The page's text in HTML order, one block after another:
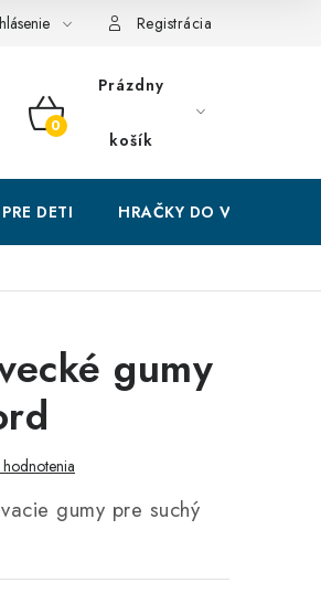
Registrácia
NÁKUPNÝ
Prázdny
košík
DETI HRAČKY DO VODY
gumy
gumy pre suchý